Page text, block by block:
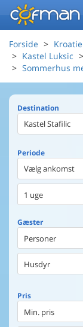
Forside
Kastel Luksic
Sommerhus
Destination
Periode
Vælg ankomst
1 uge
Gæster
Personer
Husdyr
Pris
Min. pris